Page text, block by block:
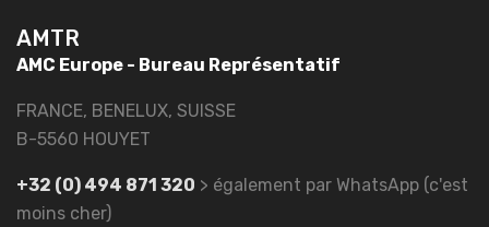
AMTR
AMC Europe - Bureau Représentatif
FRANCE, BENELUX, SUISSE
B-5560 HOUYET
+32 (0) 494 871 320 > également par WhatsApp (c'est
moins cher)